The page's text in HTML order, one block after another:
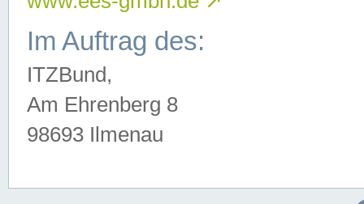
Im Auftrag des:
ITZBund,
Am Ehrenberg 8
98693 Ilmenau